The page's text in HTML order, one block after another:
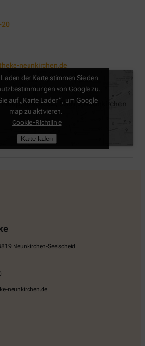
20
neunkirchen.de
32, 53819 Neunkirchen-
der Karte stimmen Sie den
von Google zu.
auf „Karte Laden“, um Google
map zu aktivieren.
Cookie-Richtlinie
Karte laden
Neunkirchen-Seelscheid
neunkirchen.de